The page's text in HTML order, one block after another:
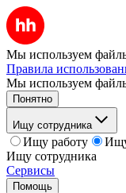
Мы используем
Правила
Мы используем
Понятно
Ищу сотрудника
Ищу работу
Ищу сотрудника
Сервисы
Помощь